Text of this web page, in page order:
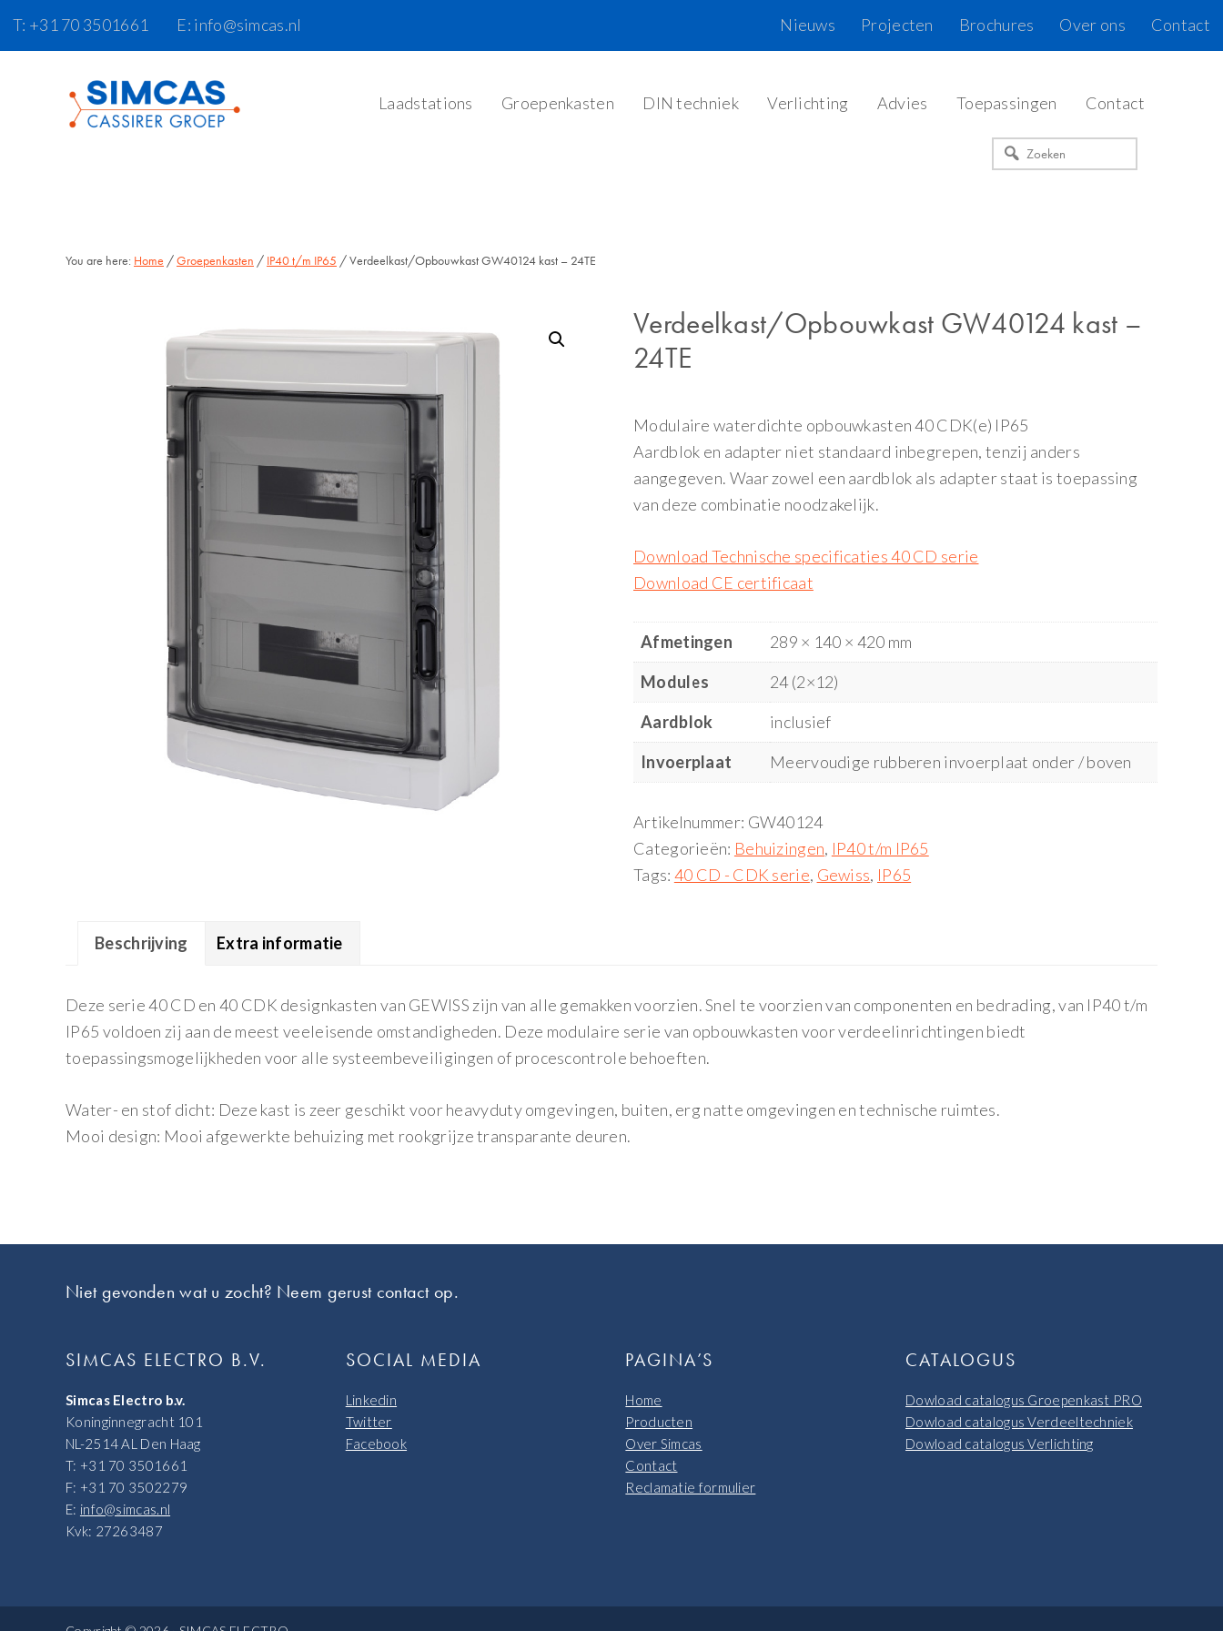
T: +31 70 3501661 E: info@simcas.nl Contact
Over ons
Brochures
Projecten
Nieuws
Laadstations Groepenkasten DIN techniek Verlichting Advies Toepassingen Contact
Zoeken
You are here: Home /Groepenkasten / IP40 t/m IP65 / Verdeelkast/Opbouwkast GW40124 kast – 24TE
Verdeelkast/Opbouwkast GW40124 kast –
24TE
Modulaire waterdichte opbouwkasten 40 CDK(e) IP65
Aardblok en adapter niet standaard inbegrepen, tenzij anders
aangegeven. Waar zowel een aardblok als adapter staat is toepassing
van deze combinatie noodzakelijk.
Download Technische specificaties 40 CD serie
Download CE certificaat
Afmetingen
289 × 140 × 420 mm
Modules
24 (2×12)
Aardblok
inclusief
Invoerplaat
Meervoudige rubberen invoerplaat onder / boven
Artikelnummer: GW40124
Categorieën: Behuizingen, IP40 t/m IP65
Tags: 40 CD - CDK serie, Gewiss, IP65
Beschrijving Extra informatie
Deze serie 40 CD en 40 CDK designkasten van GEWISS zijn van alle gemakken voorzien. Snel te voorzien van componenten en bedrading, van IP40 t/m
IP65 voldoen zij aan de meest veeleisende omstandigheden. Deze modulaire serie van opbouwkasten voor verdeelinrichtingen biedt
toepassingsmogelijkheden voor alle systeembeveiligingen of procescontrole behoeften.
Water- en stof dicht: Deze kast is zeer geschikt voor heavyduty omgevingen, buiten, erg natte omgevingen en technische ruimtes.
Mooi design: Mooi afgewerkte behuizing met rookgrijze transparante deuren.
Niet gevonden wat u zocht? Neem gerust contact op.
SIMCAS ELECTRO B.V.
Simcas Electro b.v.
Koninginnegracht 101
NL-2514 AL Den Haag
T: +31 70 3501661
F: +31 70 3502279
E: info@simcas.nl
Kvk: 27263487
SOCIAL MEDIA
Linkedin
Twitter
Facebook
PAGINA’S
Home
Producten
Over Simcas
Contact
Reclamatie formulier
CATALOGUS
Dowload catalogus Groepenkast PRO
Dowload catalogus Verdeeltechniek
Dowload catalogus Verlichting